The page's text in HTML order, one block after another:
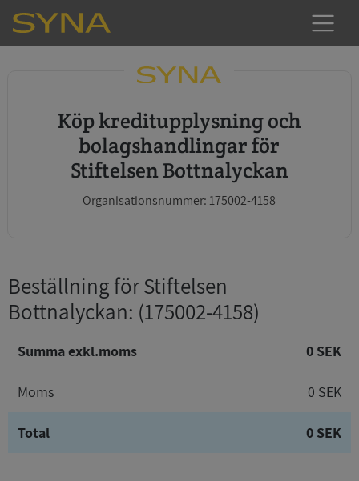
Köp kreditupplysning och
bolagshandlingar för
Stiftelsen Bottnalyckan
Organisationsnummer: 175002-4158
Beställning för Stiftelsen
Bottnalyckan: (175002-4158)
Summa exkl.moms 0 SEK
Moms 0 SEK
Total 0 SEK